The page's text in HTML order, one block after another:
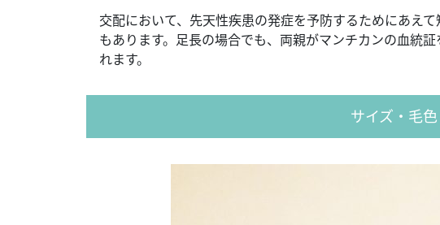
交配において、先天性疾患の発症を予防するためにあえ
もあります。足長の場合でも、両親がマンチカンの血統
れます。
サイズ・毛